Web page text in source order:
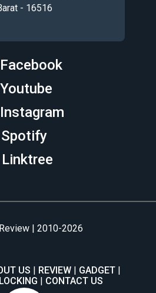
- 16516
Facebook
Youtube
Instagram
Spotify
Linktree
| 2010-2026
US REVIEW
GADGET
CONTACT US